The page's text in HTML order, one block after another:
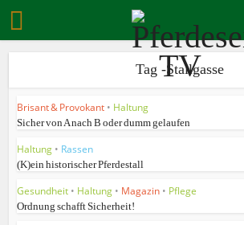
Tag -Stallgasse
Brisant & Provokant • Haltung
Sicher von A nach B oder dumm gelaufen
Haltung • Rassen
(K)ein historischer Pferdestall
Gesundheit • Haltung • Magazin • Pflege
Ordnung schafft Sicherheit!